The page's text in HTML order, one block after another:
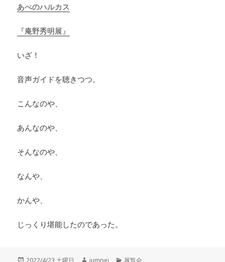
あべのハルカス
『庵野秀明展』
いざ！
音声ガイドを聴きつつ。
こんなのや、
あんなのや、
そんなのや、
なんや、
かんや、
じっくり堪能したのであった。